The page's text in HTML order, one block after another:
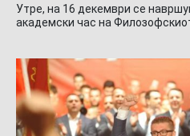
Утре, на 16 декември се
академски час на